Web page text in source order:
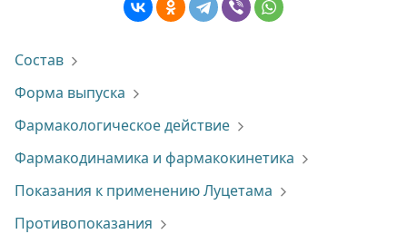
Состав
Форма выпуска
Фармакологическое действие
Фармакодинамика и фармакокинетика
Показания к применению Луцетама
Противопоказания